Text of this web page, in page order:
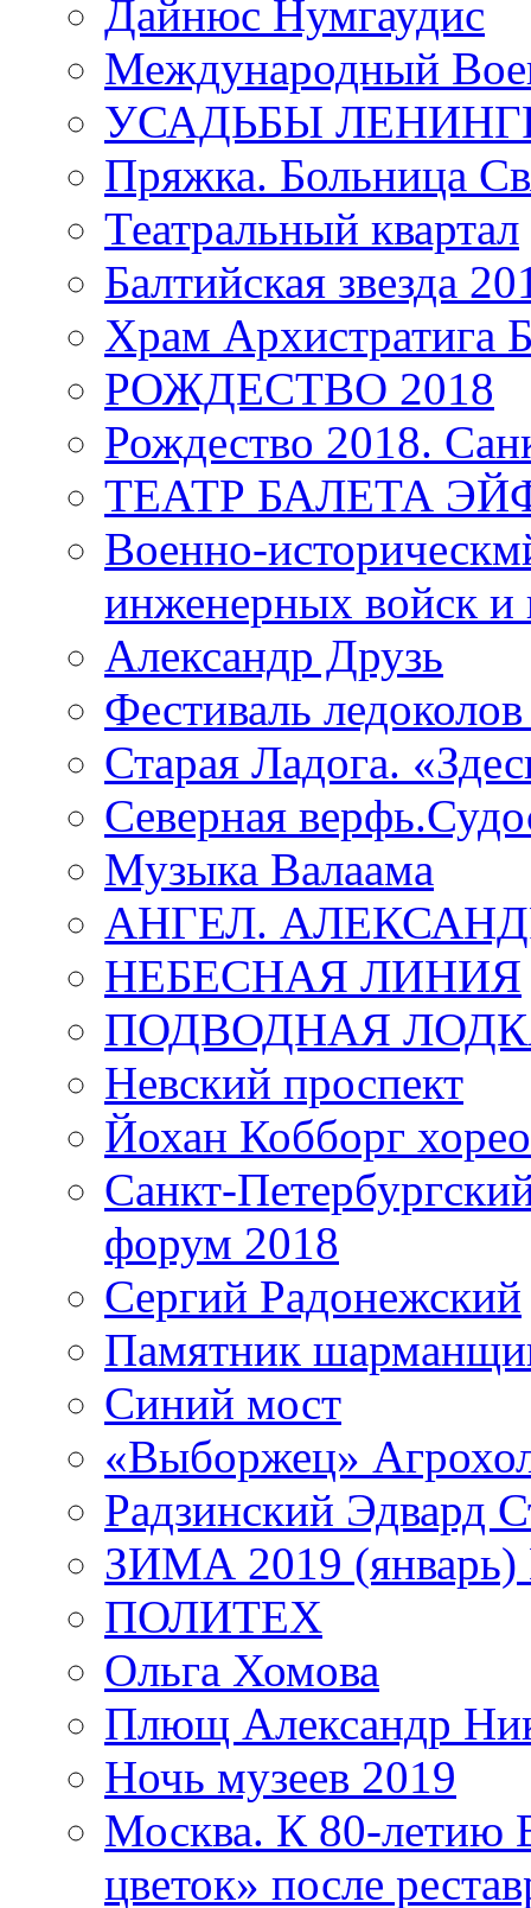
Дайнюс Нумгаудис
Международный
УСАДЬБЫ
Пряжка. Больница
Театральный квартал
Балтийская звезда
Храм
РОЖДЕСТВО 2018
Рождество 2018.
ТЕАТР БАЛЕТА
Военно-
инженерных войск и
Александр Друзь
Фестиваль
Старая Ладога.
Северная
Музыка Валаама
АНГЕЛ.
НЕБЕСНАЯ ЛИНИЯ
ПОДВОДНАЯ
Невский проспект
Йохан Кобборг
Санкт-
форум 2018
Сергий Радонежский
Памятник
Синий мост
«Выборжец»
Радзинский Эдвард
ЗИМА 2019 (январь)
ПОЛИТЕХ
Ольга Хомова
Плющ Александр
Ночь музеев 2019
Москва. К 80-
цветок» после